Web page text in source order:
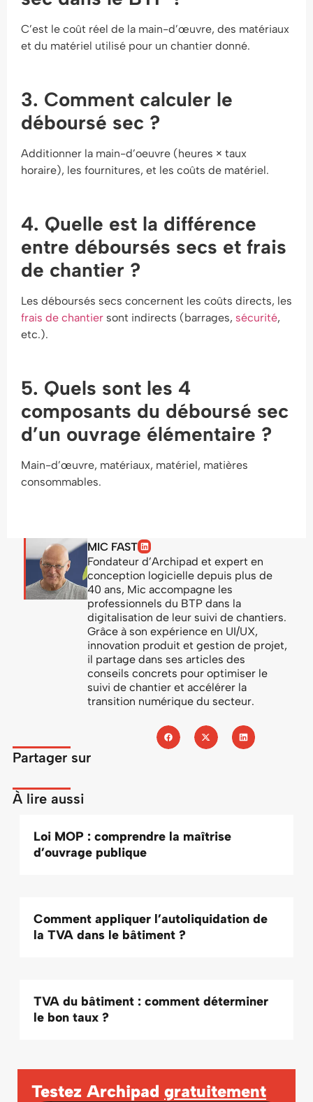
C’est le coût réel de la main-d’œuvre, des matériaux
et du matériel utilisé pour un chantier donné.
3. Comment calculer le
déboursé sec ?
Additionner la main-d’oeuvre (heures × taux
horaire), les fournitures, et les coûts de matériel.
4. Quelle est la différence
entre déboursés secs et frais
de chantier ?
Les déboursés secs concernent les coûts directs, les
frais de chantier sont indirects (barrages, sécurité,
etc.).
5. Quels sont les 4
composants du déboursé sec
d’un ouvrage élémentaire ?
Main-d’œuvre, matériaux, matériel, matières
consommables.
MIC FAST
Fondateur d’Archipad et expert en
conception logicielle depuis plus de
40 ans, Mic accompagne les
professionnels du BTP dans la
digitalisation de leur suivi de chantiers.
Grâce à son expérience en UI/UX,
innovation produit et gestion de projet,
il partage dans ses articles des
conseils concrets pour optimiser le
suivi de chantier et accélérer la
transition numérique du secteur.
Partager sur
À lire aussi
Loi MOP : comprendre la maîtrise
d’ouvrage publique
Comment appliquer l’autoliquidation de
la TVA dans le bâtiment ?
TVA du bâtiment : comment déterminer
le bon taux ?
Testez Archipad gratuitement